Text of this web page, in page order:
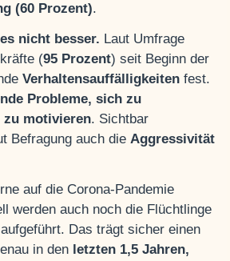
(60 Prozent).
nicht besser. Laut Umfrage
(95 Prozent) seit Beginn der
Verhaltensauffälligkeiten fest.
Probleme, sich zu
zu motivieren. Sichtbar
Befragung auch dieAggressivität
auf die Corona-Pandemie
werden auch noch die Flüchtlinge
Das trägt sicher einen
in den letzten 1,5 Jahren,